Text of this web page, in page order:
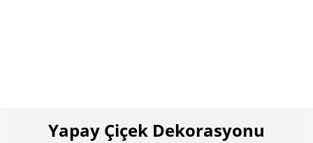
Yapay Çiçek Dekorasyonu